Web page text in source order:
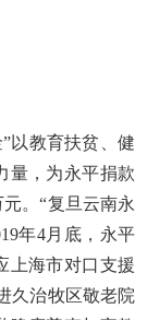
以教育扶贫、健
量，为永平捐款
元。“复旦云南永
年4月底，永平
上海市对口支援
久治牧区敬老院